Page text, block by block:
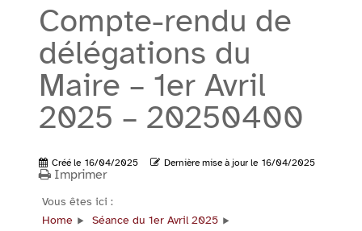
Compte-rendu de
délégations du
Maire – 1er Avril
2025 – 20250400
Créé le 16/04/2025 Dernière mise à jour le 16/04/2025
Imprimer
Vous êtes ici :
Home
Séance du 1er Avril 2025